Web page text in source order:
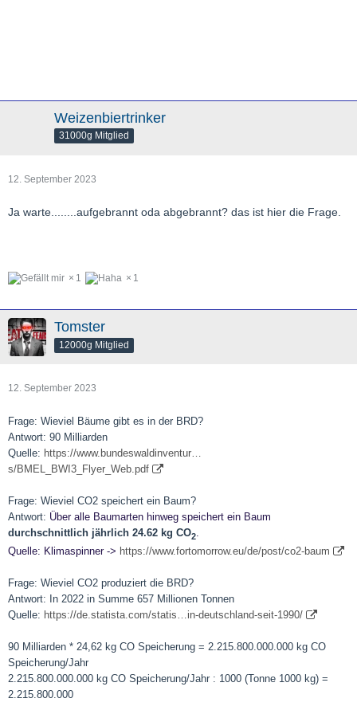
Weizenbiertrinker
31000g Mitglied
12. September 2023
Ja warte........aufgebrannt oda abgebrannt? das ist hier die Frage.
1 1
Tomster
12000g Mitglied
12. September 2023
Frage: Wieviel Bäume gibt es in der BRD?
Antwort: 90 Milliarden
Quelle: https://www.bundeswaldinventur…
s/BMEL_BWI3_Flyer_Web.pdf
Frage: Wieviel CO2 speichert ein Baum?
Antwort: Über alle Baumarten hinweg speichert ein Baum
durchschnittlich jährlich 24.62 kg CO2
Quelle: Klimaspinner -> https://www.fortomorrow.eu/de/post/co2-baum
Frage: Wieviel CO2 produziert die BRD?
Antwort: In 2022 in Summe 657 Millionen Tonnen
Quelle: https://de.statista.com/statis…in-deutschland-seit-1990/
90 Milliarden * 24,62 kg CO Speicherung = 2.215.800.000.000 kg CO
Speicherung/Jahr
2.215.800.000.000 kg CO Speicherung/Jahr : 1000 (Tonne 1000 kg) =
2.215.800.000